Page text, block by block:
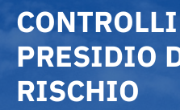
PRESIDIO
RISCHIO